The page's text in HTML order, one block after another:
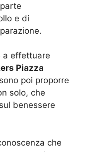
e di
a effettuare
Piazza
poi proporre
solo, che
benessere
che